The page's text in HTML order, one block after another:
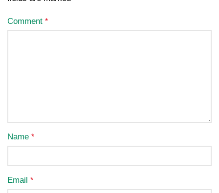
Comment *
Name *
Email *